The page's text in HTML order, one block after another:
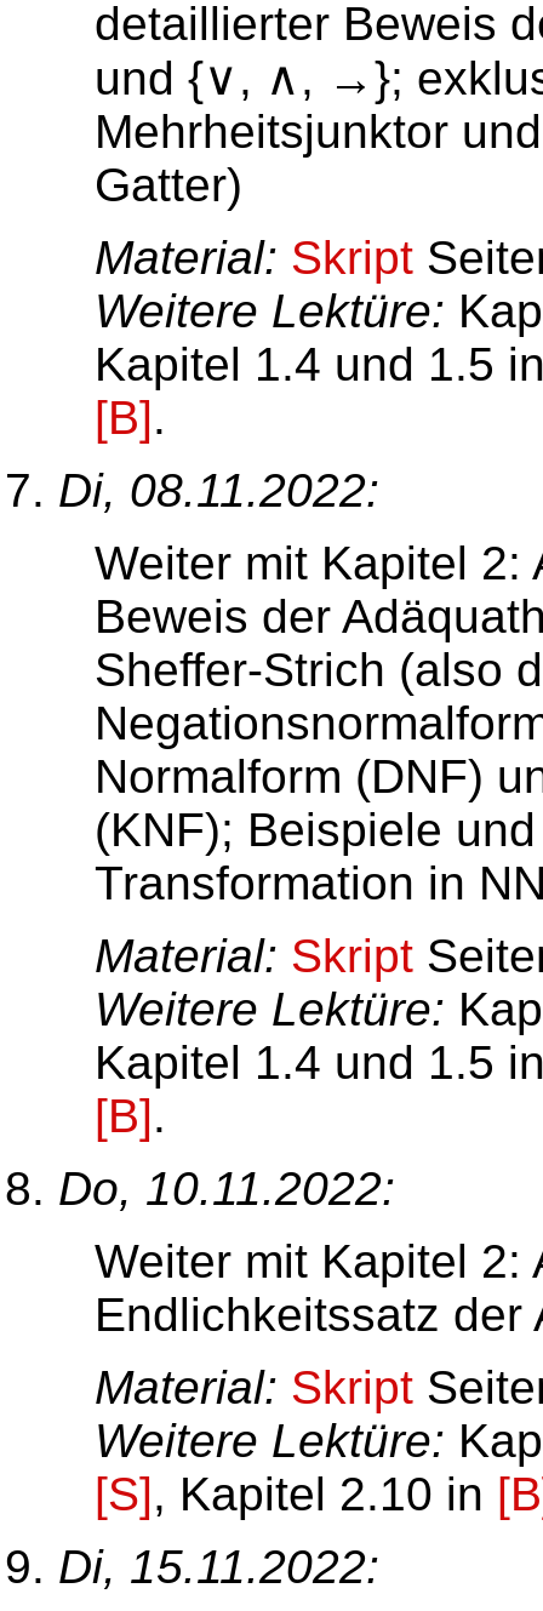
detaillierter Beweis
und {∨, ∧, →};
Mehrheitsjunktor
Gatter)
Material: Skript
Weitere Lektüre:
Kapitel 1.4 und 1.5
[B].
Di, 08.11.2022:
Weiter mit Kapitel 2:
Beweis der
Sheffer-Strich (also
Normalform (DNF)
(KNF); Beispiele
Transformation in
Material: Skript
Weitere Lektüre:
Kapitel 1.4 und 1.5
[B].
Do, 10.11.2022:
Weiter mit Kapitel 2:
Endlichkeitssatz der
Material: Skript
Weitere Lektüre:
[S], Kapitel 2.10 in
Di, 15.11.2022: